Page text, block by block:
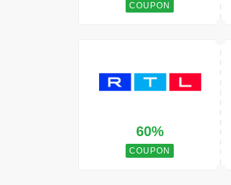
COUPON
60%
COUPON